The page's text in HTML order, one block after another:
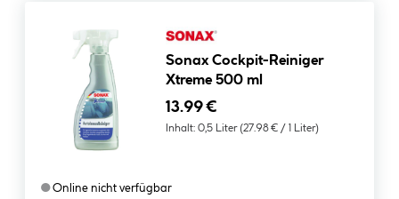
Sonax Cockpit-Reiniger
Xtreme 500 ml
13.99 €
Inhalt: 0,5 Liter (27.98 € / 1 Liter)
●Online nicht verfügbar